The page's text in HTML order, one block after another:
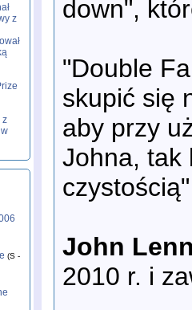
z
z
(S -
down",
"Double
skupić się
aby przy
Johna, tak
John
2010 r. i